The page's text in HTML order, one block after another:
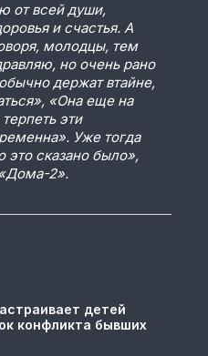
от всей души,
и счастья. А
молодцы, тем
но очень рано
держат втайне,
«Она еще на
эти
Уже тогда
это сказано было»,
2».
детей
конфликта бывших